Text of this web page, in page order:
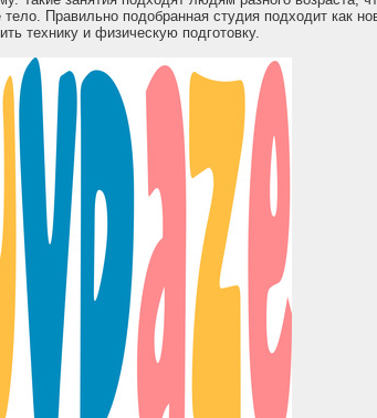
тело. Правильно подобранная студия подходит как
технику и физическую подготовку.